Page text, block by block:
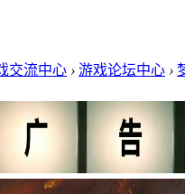
交流中心 › 游戏论坛中心 ›